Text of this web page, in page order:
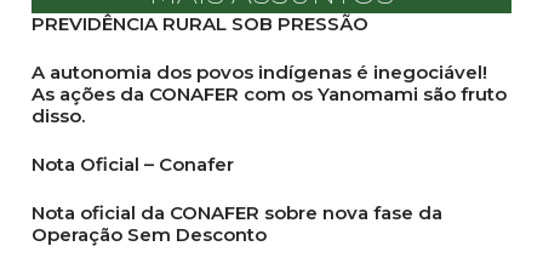
PREVIDÊNCIA RURAL SOB PRESSÃO
A autonomia dos povos indígenas é inegociável!
As ações da CONAFER com os Yanomami são fruto
disso.
Nota Oficial – Conafer
Nota oficial da CONAFER sobre nova fase da
Operação Sem Desconto